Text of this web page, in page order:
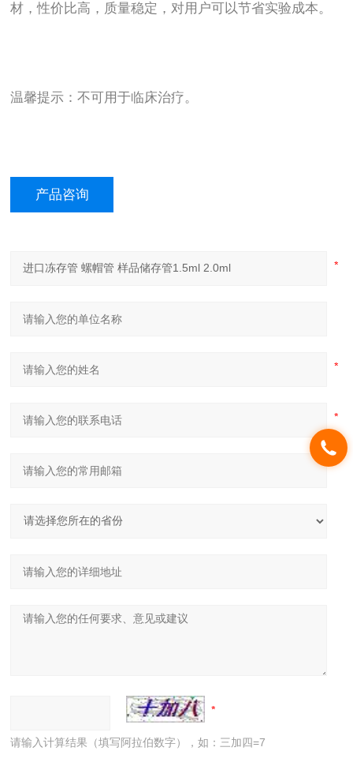
材，性价比高，质量稳定，对用户可以节省实验成本。
温馨提示：不可用于临床治疗。
产品咨询
请输入计算结果（填写阿拉伯数字），如：三加四=7